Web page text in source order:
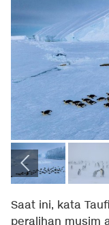
Saat ini, kata